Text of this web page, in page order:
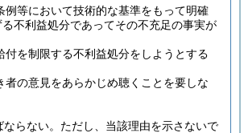
等において技術的な基準をもって明確
不利益処分であってその不充足の事実が
を制限する不利益処分をしようとする
の意見をあらかじめ聴くことを要しな
らない。 ただし、当該理由を示さないで